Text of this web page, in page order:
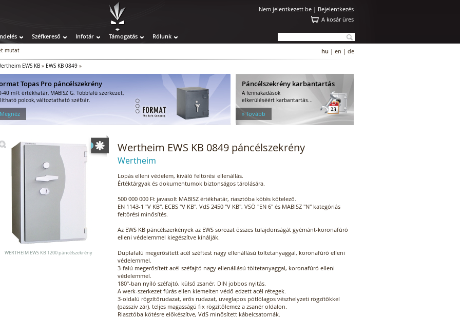
Nem jelentkezett be | Bejelentkezés
A kosár üres
Széfkereső Infotár Támogatás Rólunk
mutat hu | en | de
EWS KB » EWS KB 0849 »
Topas Pro páncélszekrény
40 mFt értékhatár, MABISZ G. Többfalú szerkezet,
polcok, változtatható széfzár.
Páncélszekrény karbantartás
A fennakadások
elkerüléséért karbantartás...
» Tovább
WERTHEIM EWS KB 1200 páncélszekrény
Wertheim EWS KB 0849 páncélszekrény
Wertheim
Lopás elleni védelem, kiváló feltörési ellenállás.
Értéktárgyak és dokumentumok biztonságos tárolására.
500 000 000 Ft javasolt MABISZ értékhatár, riasztóba kötés kötelező.
EN 1143-1 "V KB", ECBS "V KB", VdS 2450 "V KB", VSÖ "EN 6" és MABISZ "N" kategóriás
feltörési minősítés.
Az EWS KB páncélszerkények az EWS sorozat összes tulajdonságát gyémánt-koronafúró
elleni védelemmel kiegészítve kínálják.
Duplafalú megerősített acél széftest nagy ellenállású töltetanyaggal, koronafúró elleni
védelemmel.
3-falú megerősített acél széfajtó nagy ellenállású töltetanyaggal, koronafúró elleni
védelemmel.
180°-ban nyíló széfajtó, külső zsanér, DIN jobbos nyitás.
A werk-szerkezet fúrás ellen kiemelten védő edzett acél rétegek.
3-oldalú rögzítőrudazat, erős rudazat, üveglapos pótlólagos vészhelyzeti rögzítőkkel
(passzív zár), teljes magasságú fix rögzítőlemez a zsanér oldalon.
Riasztóba kötésre előkészítve, VdS minősített kábelcsatornák.